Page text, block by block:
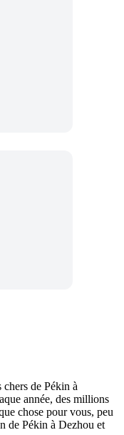
de Pékin à
année, des millions
chose pour vous, peu
de Pékin à Dezhou et